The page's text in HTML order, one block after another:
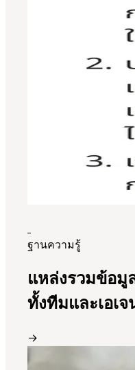
ฐานความรู้
แหล่งรวมข้อมู
ทั้งทีมและเอเจ
→